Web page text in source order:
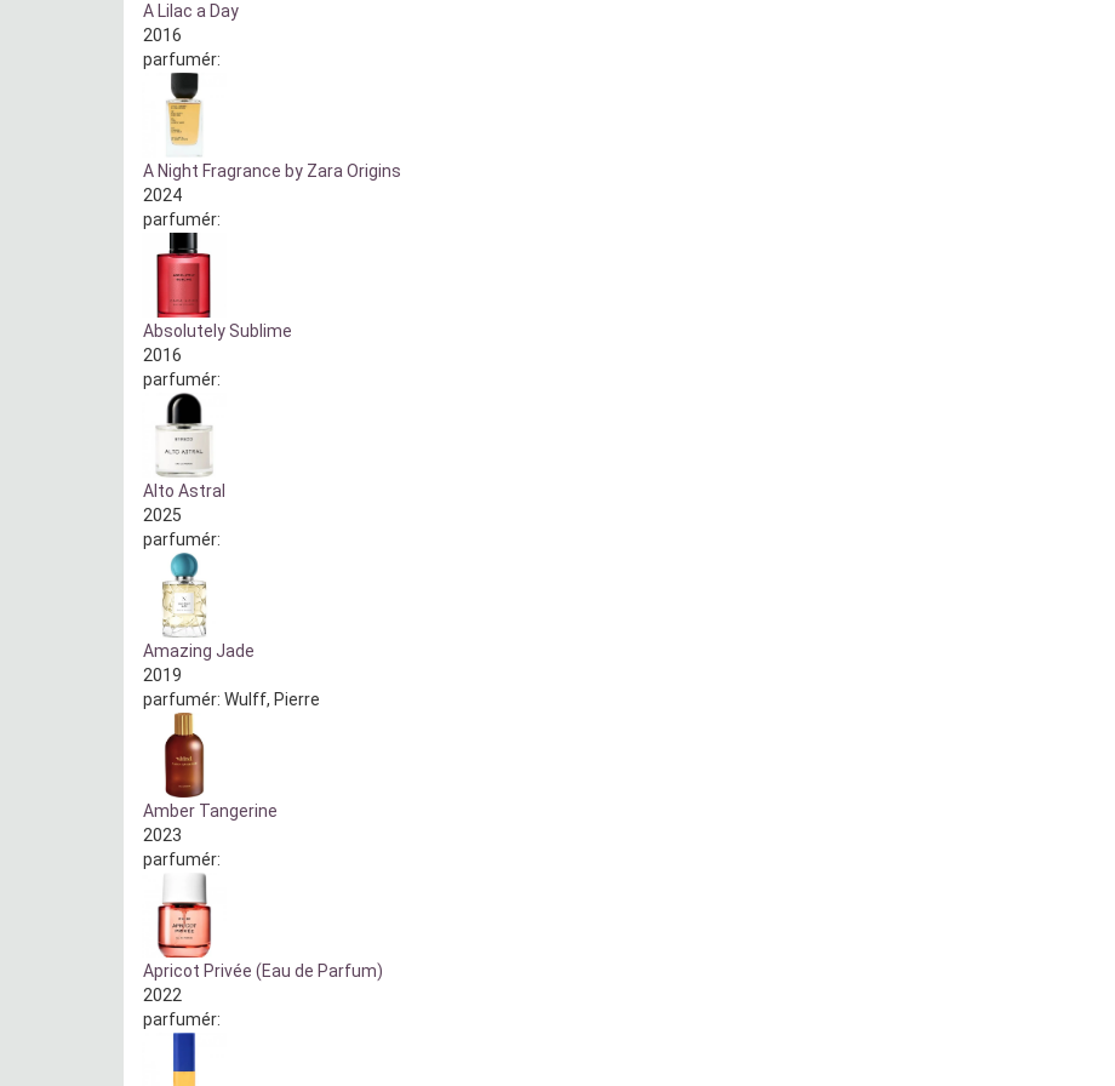
A Lilac a Day
2016
parfumér:
A Night Fragrance by Zara Origins
2024
parfumér:
Absolutely Sublime
2016
parfumér:
Alto Astral
2025
parfumér:
Amazing Jade
2019
parfumér: Wulff, Pierre
Amber Tangerine
2023
parfumér:
Apricot Privée (Eau de Parfum)
2022
parfumér: